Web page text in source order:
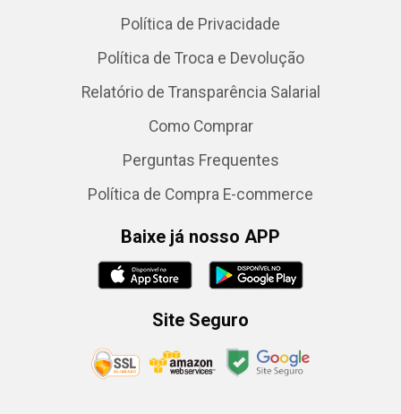
Política de Privacidade
Política de Troca e Devolução
Relatório de Transparência Salarial
Como Comprar
Perguntas Frequentes
Política de Compra E-commerce
Baixe já nosso APP
Site Seguro